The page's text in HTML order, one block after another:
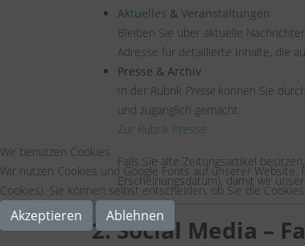
Aktuelles & Veranstaltungen
Bleiben Sie über aktuelle
Adresse für detaillierte Inhalte, die
Presse & Archiv
In der Rubrik Presse können Sie
und zugänglich gemacht:
Zur Rubrik Presse
Falls Sie alte Zeitungsartikel
Erscheinungsdatum), damit wir
2. Social Media –
Wir benutzen Cookies
Wir nutzen Cookies und Google Fonts auf unserer
Cookies). Sie können selbst entscheiden, ob Sie die
Akzeptieren Ablehnen